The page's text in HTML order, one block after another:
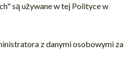
są używane w tej Polityce w
z danymi osobowymi za